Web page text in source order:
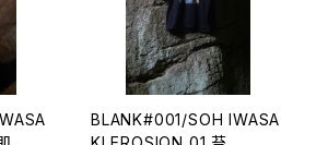
BLANK#001/SOH IWASA